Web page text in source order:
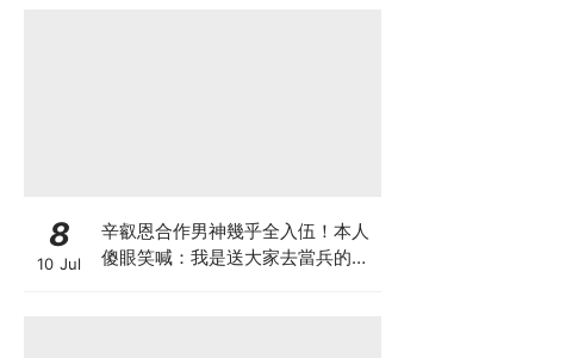
8
10 Jul
辛叡恩合作男神幾乎全入伍！本人
傻眼笑喊：我是送大家去當兵的人